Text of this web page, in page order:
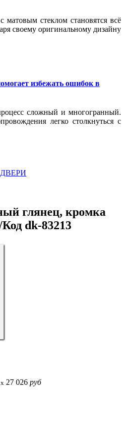
стеклом становятся всё
своему оригинальному дизайну
избежать ошибок в
сложный и многогранный.
легко столкнуться с
глянец, кромка
dk-83213
x 27 026 руб